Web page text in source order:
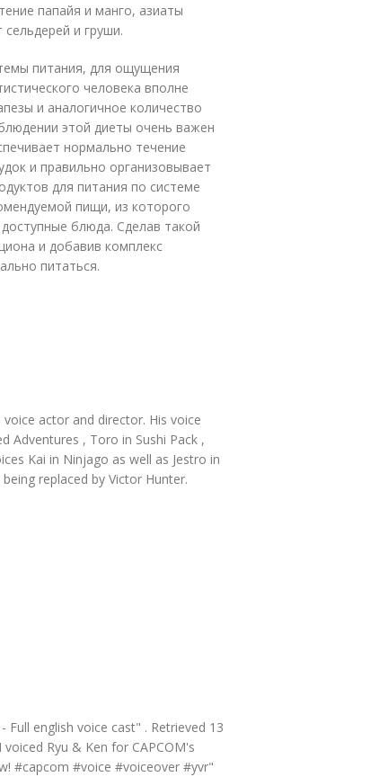
папайя и манго, азиаты
и груши.
питания, для ощущения
человека вполне
и аналогичное количество
этой диеты очень важен
нормально течение
и правильно организовывает
для питания по системе
пищи, из которого
блюда. Сделав такой
и добавив комплекс
питаться.
actor and director. His voice
Adventures , Toro in Sushi Pack ,
Kai in Ninjago as well as Jestro in
replaced by Victor Hunter.
Full english voice cast" . Retrieved 13
Ryu & Ken for CAPCOM's
#capcom #voice #voiceover #yvr"